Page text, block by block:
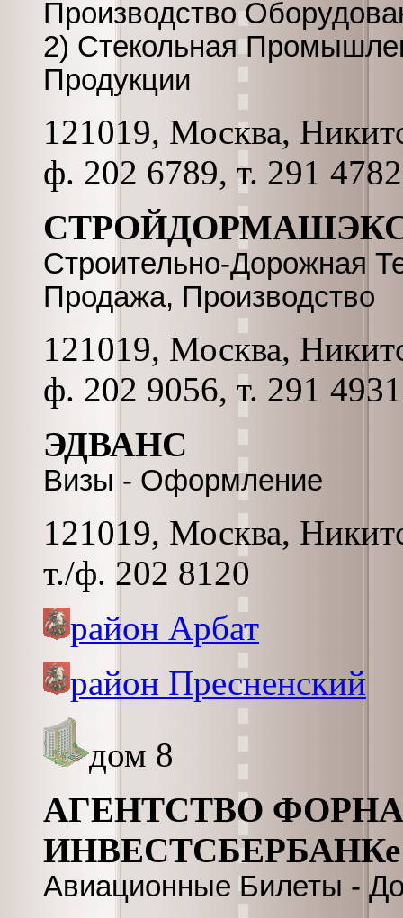
Производство
2) Стекольная
Продукции
121019, Москва,
ф. 202 6789, т. 291 4782
Строительно-Дорожная
Продажа, Производство
121019, Москва,
ф. 202 9056, т. 291 4931
ЭДВАНС
Визы - Оформление
121019, Москва,
т./ф. 202 8120
район Арбат
район Пресненский
дом 8
АГЕНТСТВО
ИНВЕСТСБЕРБАНКе
Авиационные Билеты -